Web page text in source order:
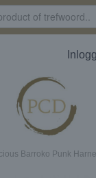
Barroko Punk